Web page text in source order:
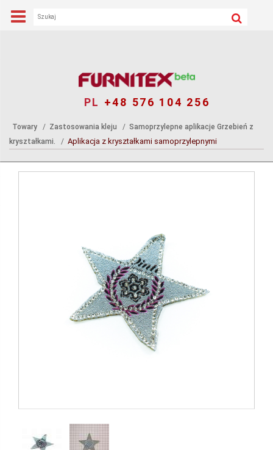
PL +48 576 104 256
Towary Zastosowania kleju
Samoprzylepne aplikacje Grzebień z
kryształkami.
Aplikacja z kryształkami samoprzylepnymi